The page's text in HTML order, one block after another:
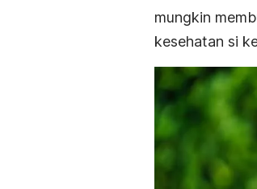
mungkin
kesehatan si